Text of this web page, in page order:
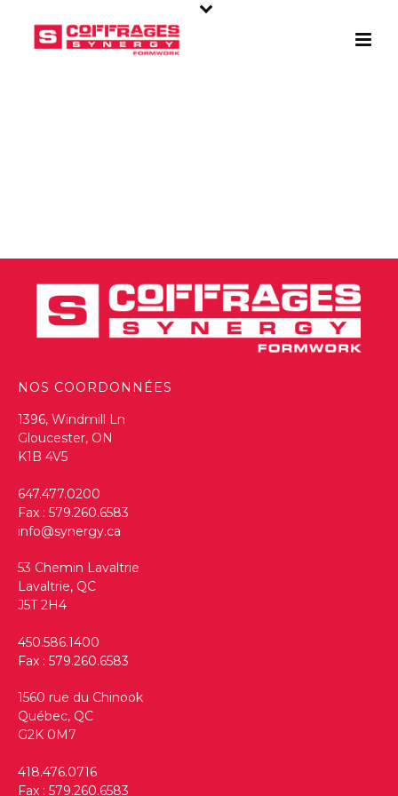
NOS COORDONNÉES
1396, Windmill Ln
Gloucester, ON
K1B 4V5
647.477.0200
Fax : 579.260.6583
info@synergy.ca
53 Chemin Lavaltrie
Lavaltrie, QC
J5T 2H4
450.586.1400
Fax : 579.260.6583
1560 rue du Chinook
Québec, QC
G2K 0M7
418.476.0716
Fax : 579.260.6583